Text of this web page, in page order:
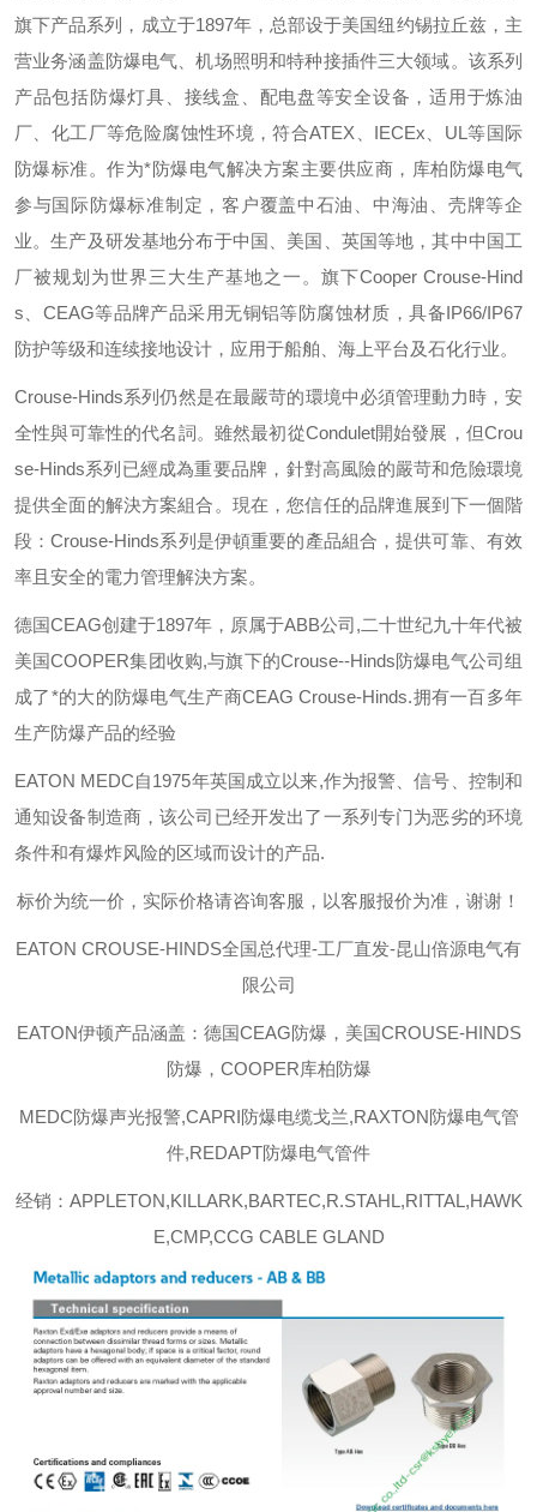
旗下产品系列，成立于1897年，总部设于美国纽约锡拉丘兹，主
营业务涵盖防爆电气、机场照明和特种接插件三大领域。该系列
产品包括防爆灯具、接线盒、配电盘等安全设备，适用于炼油
厂、化工厂等危险腐蚀性环境，符合ATEX IECEx UL 等国际
防爆标准。作为*防爆电气解决方案主要供应商，库柏防爆电气
参与国际防爆标准制定，客户覆盖中石油、中海油、壳牌等企
业。生产及研发基地分布于中国、美国、英国等地，其中中国工
厂被规划为世界三大生产基地之一。旗下Cooper Crouse-Hind
s
CEAG等品牌产品采用无铜铝等防腐蚀材质，具备IP66/IP67
防护等级和连续接地设计，应用于船舶、海上平台及石化行业。
Crouse-Hinds系列仍然是在最嚴苛的環境中必須管理動力時，安
全性與可靠性的代名詞。雖然最初從Condulet開始發展，但Crou
se-Hinds系列已經成為重要品牌，針對高風險的嚴苛和危險環境
提供全面的解決方案組合。現在，您信任的品牌進展到下一個階
段：Crouse-Hinds系列是伊頓重要的產品組合，提供可靠、有效
率且安全的電力管理解決方案。
德国CEAG创建于1897年，原属于ABB公司,二十世纪九十年代被
美国COOPER集团收购,与旗下的Crouse--Hinds防爆电气公司组
成了*的大的防爆电气生产商CEAG Crouse-Hinds.拥有一百多年
生产防爆产品的经验
EATON MEDC自1975年英国成立以来,作为报警、信号、控制和
通知设备制造商，该公司已经开发出了一系列专门为恶劣的环境
条件和有爆炸风险的区域而设计的产品.
标价为统一价，实际价格请咨询客服，以客服报价为准，谢谢！
EATON CROUSE-HINDS全国总代理-工厂直发-昆山倍源电气有
限公司
EATON伊顿产品涵盖：德国CEAG防爆，美国CROUSE-HINDS
防爆，COOPER库柏防爆
MEDC防爆声光报警,CAPRI防爆电缆戈兰,RAXTON防爆电气管
件,REDAPT防爆电气管件
经销：APPLETON,KILLARK,BARTEC,R.STAHL,RITTAL,HAWK
E,CMP,CCG CABLE GLAND